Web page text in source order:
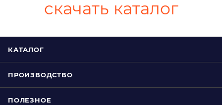
скачать каталог
КАТАЛОГ
ПРОИЗВОДСТВО
ПОЛЕЗНОЕ